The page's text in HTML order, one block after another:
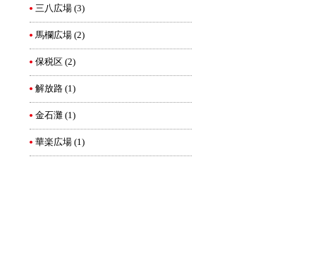
三八広場 (3)
馬欄広場 (2)
保税区 (2)
解放路 (1)
金石灘 (1)
華楽広場 (1)